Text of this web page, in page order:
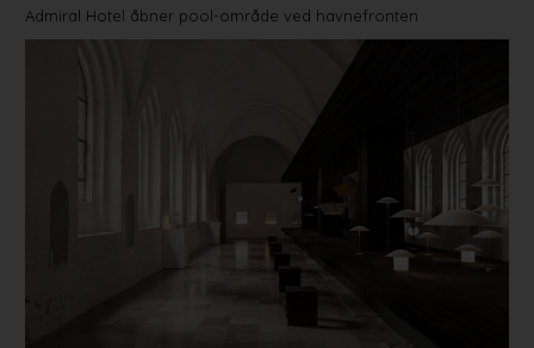
Admiral Hotel åbner pool-område ved havnefronten